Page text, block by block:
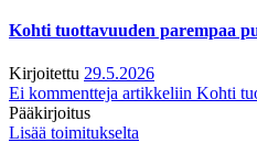
Kohti tuottavuuden parempaa
Kirjoitettu 29.5.2026
Ei kommentteja artikkeliin Kohti
Pääkirjoitus
Lisää toimitukselta